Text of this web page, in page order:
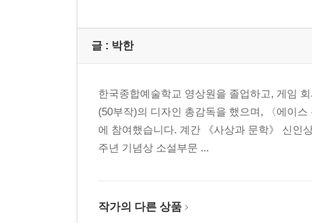
글 : 박한
한국종합예술학교 영상원을 졸업하고, 게임
(50부작)의 디자인 총감독을 했으며, 〈에이
에 참여했습니다. 계간 《사상과 문학》 신인
주년 기념상 소설부문 ...
작가의 다른 상품